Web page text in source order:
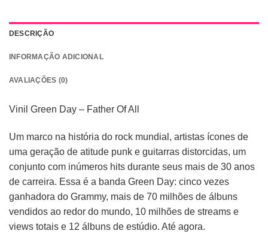
DESCRIÇÃO
INFORMAÇÃO ADICIONAL
AVALIAÇÕES (0)
Vinil Green Day – Father Of All
Um marco na história do rock mundial, artistas ícones de
uma geração de atitude punk e guitarras distorcidas, um
conjunto com inúmeros hits durante seus mais de 30 anos
de carreira. Essa é a banda Green Day: cinco vezes
ganhadora do Grammy, mais de 70 milhões de álbuns
vendidos ao redor do mundo, 10 milhões de streams e
views totais e 12 álbuns de estúdio. Até agora.